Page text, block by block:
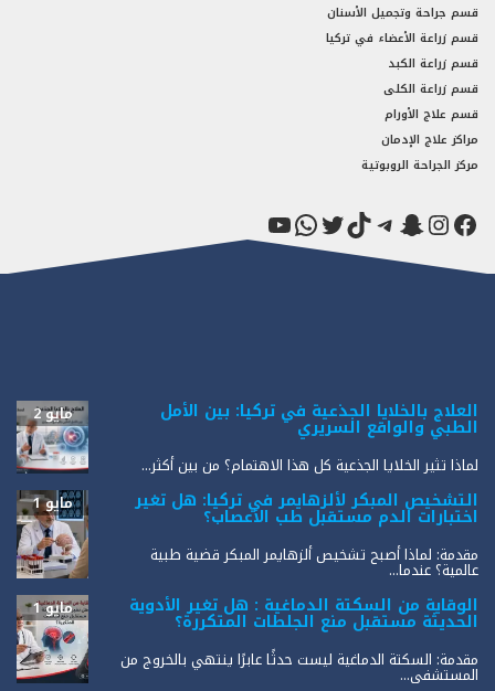
قسم جراحة وتجميل الأسنان
قسم زراعة الأعضاء في تركيا
قسم زراعة الكبد
قسم زراعة الكلى
قسم علاج الأورام
مراكز علاج الإدمان
مركز الجراحة الروبوتية
فيسبوك
إنستجرام
سناب شاتتيليجرام
تيك توكتويترواتساب
يوتيوب
العلاج بالخلايا الجذعية في تركيا: بين الأمل
الطبي والواقع السريري
مايو 2
لماذا تثير الخلايا الجذعية كل هذا الاهتمام؟ من بين أكثر...
التشخيص المبكر لألزهايمر في تركيا: هل تغير
اختبارات الدم مستقبل طب الأعصاب؟
مايو 1
مقدمة: لماذا أصبح تشخيص ألزهايمر المبكر قضية طبية
عالمية؟ عندما...
الوقاية من السكتة الدماغية : هل تغير الأدوية
الحديثة مستقبل منع الجلطات المتكررة؟
مايو 1
مقدمة: السكتة الدماغية ليست حدثًا عابرًا ينتهي بالخروج من
المستشفى...